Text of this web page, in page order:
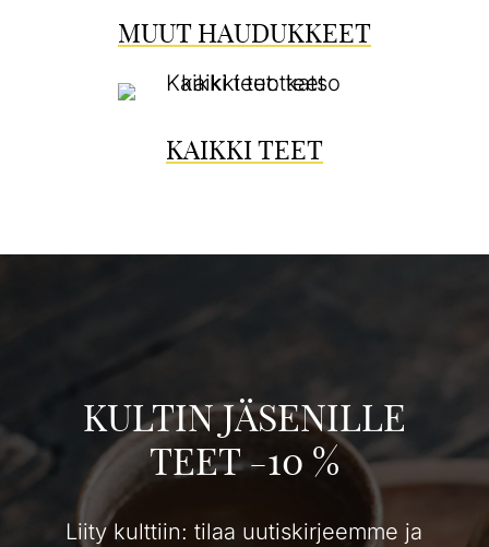
MUUT HAUDUKKEET
KAIKKI TEET
KULTIN JÄSENILLE
TEET -10 %
Liity kulttiin: tilaa uutiskirjeemme ja